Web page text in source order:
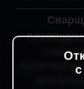
различных